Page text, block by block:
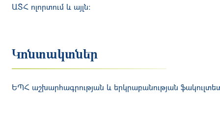
ԱՏՀ ոլորտում և այլն։
Կոնտակտներ
ԵՊՀ աշխարհագրության և երկրաբանության